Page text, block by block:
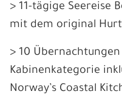
> 11-tägige Seereise
mit dem original
> 10
Kabinenkategorie
Norway’s Coastal